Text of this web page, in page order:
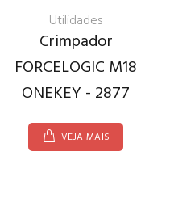
Utilidades
Crimpador
FORCELOGIC M18
ONEKEY - 2877
VEJA MAIS